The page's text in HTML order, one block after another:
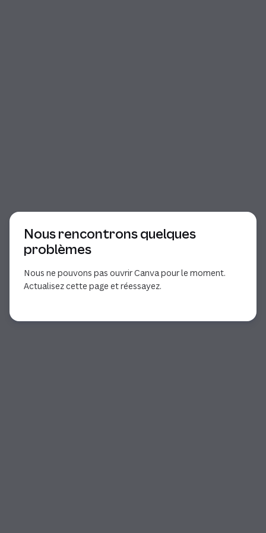
Nous rencontrons quelques
problèmes
Nous ne pouvons pas ouvrir Canva pour le moment.
Actualisez cette page et réessayez.